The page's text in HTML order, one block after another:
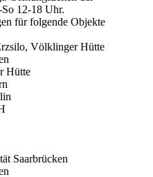
12-18 Uhr.
für folgende Objekte
Völklinger Hütte
Hütte
Saarbrücken